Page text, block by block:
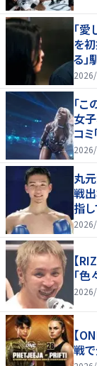
「
を
る
「
女
コ
丸
戦
指し
【
「
【
戦